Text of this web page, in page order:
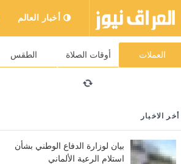
أخبار العالم
العملات أوقات الصلاة الطقس
أخر الاخبار
بيان لوزارة الدفاع الوطني بشأن
استلام الرعية الألماني